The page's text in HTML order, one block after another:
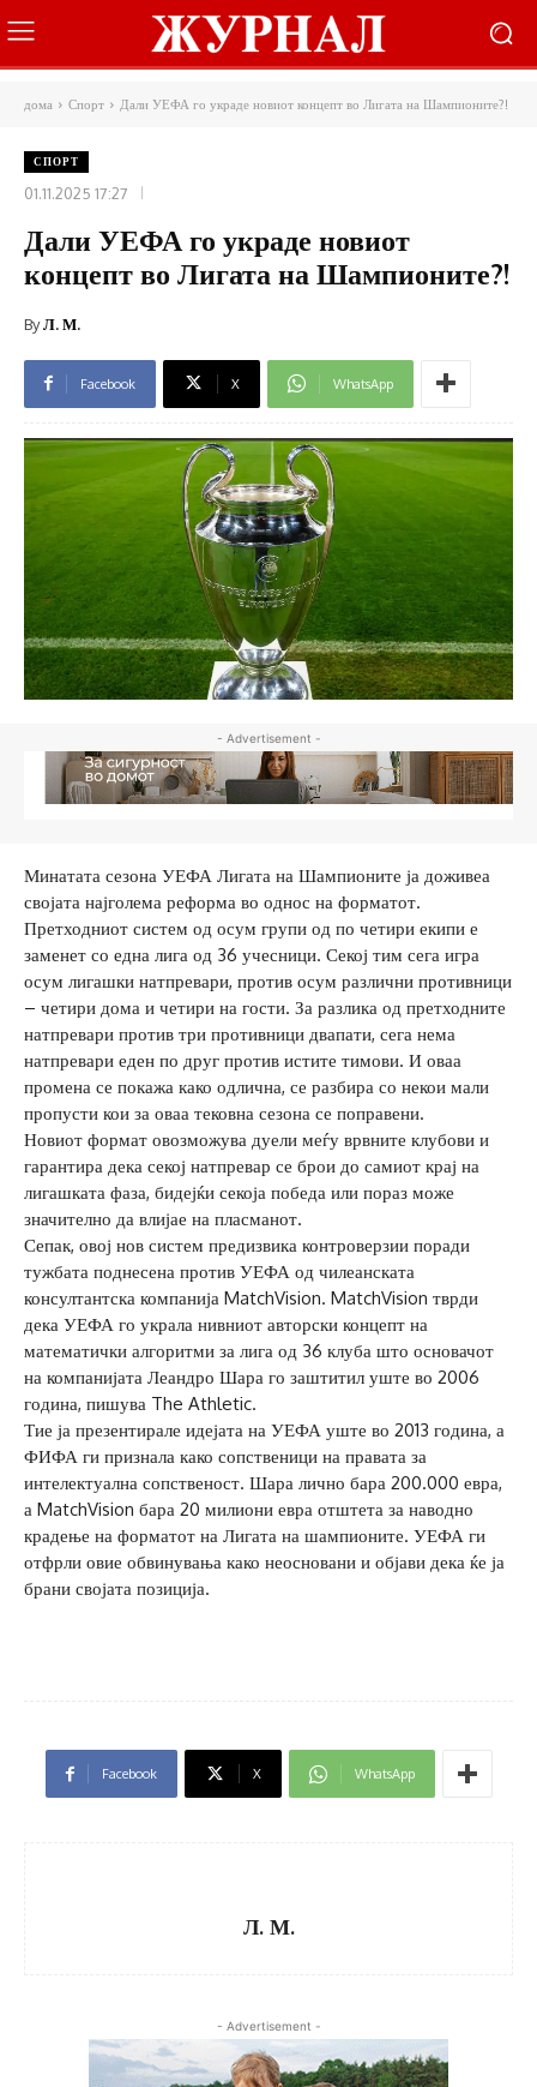
дома Спорт Дали УЕФА го украде новиот концепт во Лигата на Шампионите?!
СПОРТ
01.11.2025 17:27
Дали УЕФА го украде новиот
концепт во Лигата на Шампионите?!
ByЛ. М.
Facebook X WhatsApp
- Advertisement -
Минатата сезона УЕФА Лигата на Шампионите ја доживеа
својата најголема реформа во однос на форматот.
Претходниот систем од осум групи од по четири екипи е
заменет со една лига од 36 учесници. Секој тим сега игра
осум лигашки натпревари, против осум различни противници
– четири дома и четири на гости. За разлика од претходните
натпревари против три противници двапати, сега нема
натпревари еден по друг против истите тимови. И оваа
промена се покажа како одлична, се разбира со некои мали
пропусти кои за оваа тековна сезона се поправени.
Новиот формат овозможува дуели меѓу врвните клубови и
гарантира дека секој натпревар се брои до самиот крај на
лигашката фаза, бидејќи секоја победа или пораз може
значително да влијае на пласманот.
Сепак, овој нов систем предизвика контроверзии поради
тужбата поднесена против УЕФА од чилеанската
консултантска компанија MatchVision. MatchVision тврди
дека УЕФА го украла нивниот авторски концепт на
математички алгоритми за лига од 36 клуба што основачот
на компанијата Леандро Шара го заштитил уште во 2006
година, пишува The Athletic.
Тие ја презентирале идејата на УЕФА уште во 2013 година, а
ФИФА ги признала како сопственици на правата за
интелектуална сопственост. Шара лично бара 200.000 евра,
а MatchVision бара 20 милиони евра отштета за наводно
крадење на форматот на Лигата на шампионите. УЕФА ги
отфрли овие обвинувања како неосновани и објави дека ќе ја
брани својата позиција.
Facebook X WhatsApp
Л. М.
- Advertisement -